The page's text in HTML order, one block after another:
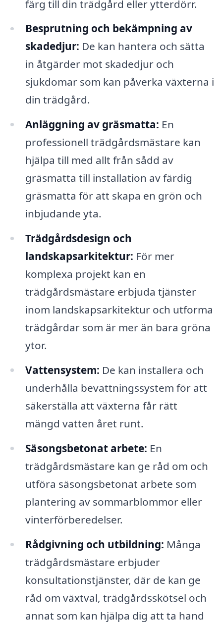
färg till din trädgård eller ytterdörr.
Besprutning och bekämpning av
skadedjur: De kan hantera och sätta
in åtgärder mot skadedjur och
sjukdomar som kan påverka växterna i
din trädgård.
Anläggning av gräsmatta: En
professionell trädgårdsmästare kan
hjälpa till med allt från sådd av
gräsmatta till installation av färdig
gräsmatta för att skapa en grön och
inbjudande yta.
Trädgårdsdesign och
landskapsarkitektur: För mer
komplexa projekt kan en
trädgårdsmästare erbjuda tjänster
inom landskapsarkitektur och utforma
trädgårdar som är mer än bara gröna
ytor.
Vattensystem: De kan installera och
underhålla bevattningssystem för att
säkerställa att växterna får rätt
mängd vatten året runt.
Säsongsbetonat arbete: En
trädgårdsmästare kan ge råd om och
utföra säsongsbetonat arbete som
plantering av sommarblommor eller
vinterförberedelser.
Rådgivning och utbildning: Många
trädgårdsmästare erbjuder
konsultationstjänster, där de kan ge
råd om växtval, trädgårdsskötsel och
annat som kan hjälpa dig att ta hand